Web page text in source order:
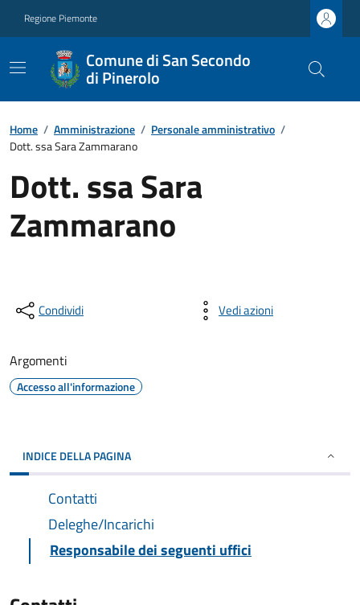
Regione Piemonte
Comune di San Secondo
di Pinerolo
Home / Amministrazione / Personale amministrativo /
Dott. ssa Sara Zammarano
Dott. ssa Sara
Zammarano
Condividi Vedi azioni
Argomenti
Accesso all'informazione
INDICE DELLA PAGINA
Contatti
Deleghe/Incarichi
Responsabile dei seguenti uffici